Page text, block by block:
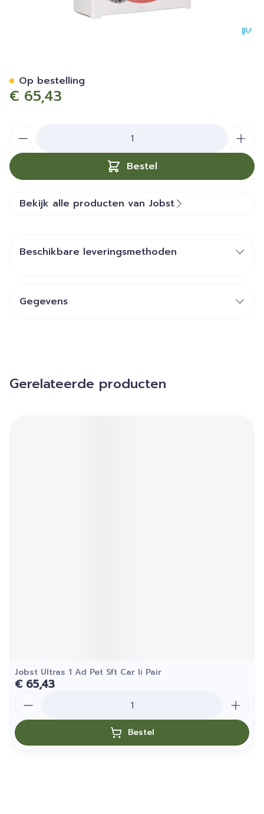
€ 65,43
Bestel
Op bestelling
Bekijk alle producten van Jobst
Beschikbare leveringsmethoden
Gegevens
Gerelateerde producten
Jobst Ultras 1 Ad Pet Sft Car Ii Pair
€ 65,43
Bestel